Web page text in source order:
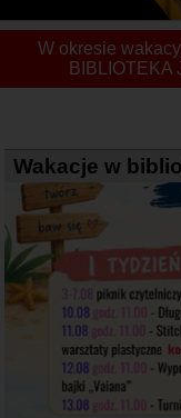
W okresie
BIBLIOTEKA
Wakacje w